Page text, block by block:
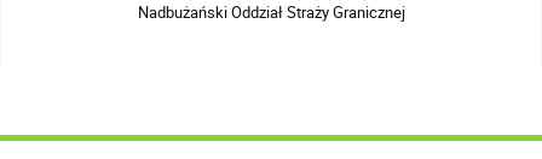
Nadbużański Oddział Straży Granicznej